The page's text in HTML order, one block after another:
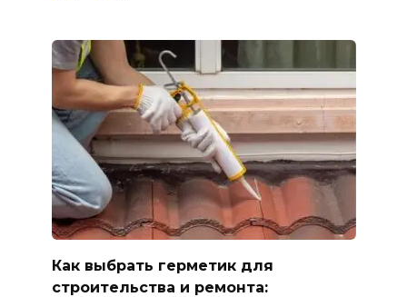
Как выбрать герметик для
строительства и ремонта: